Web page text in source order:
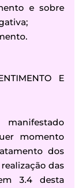
e sobre
E
momento
dos
das
3.4 desta